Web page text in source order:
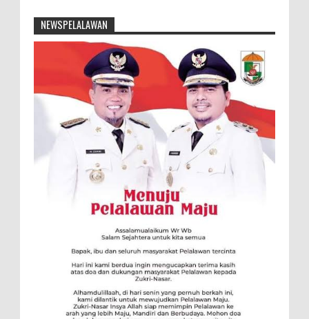
NEWSPELALAWAN